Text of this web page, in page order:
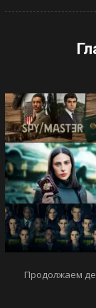
Продолжаем